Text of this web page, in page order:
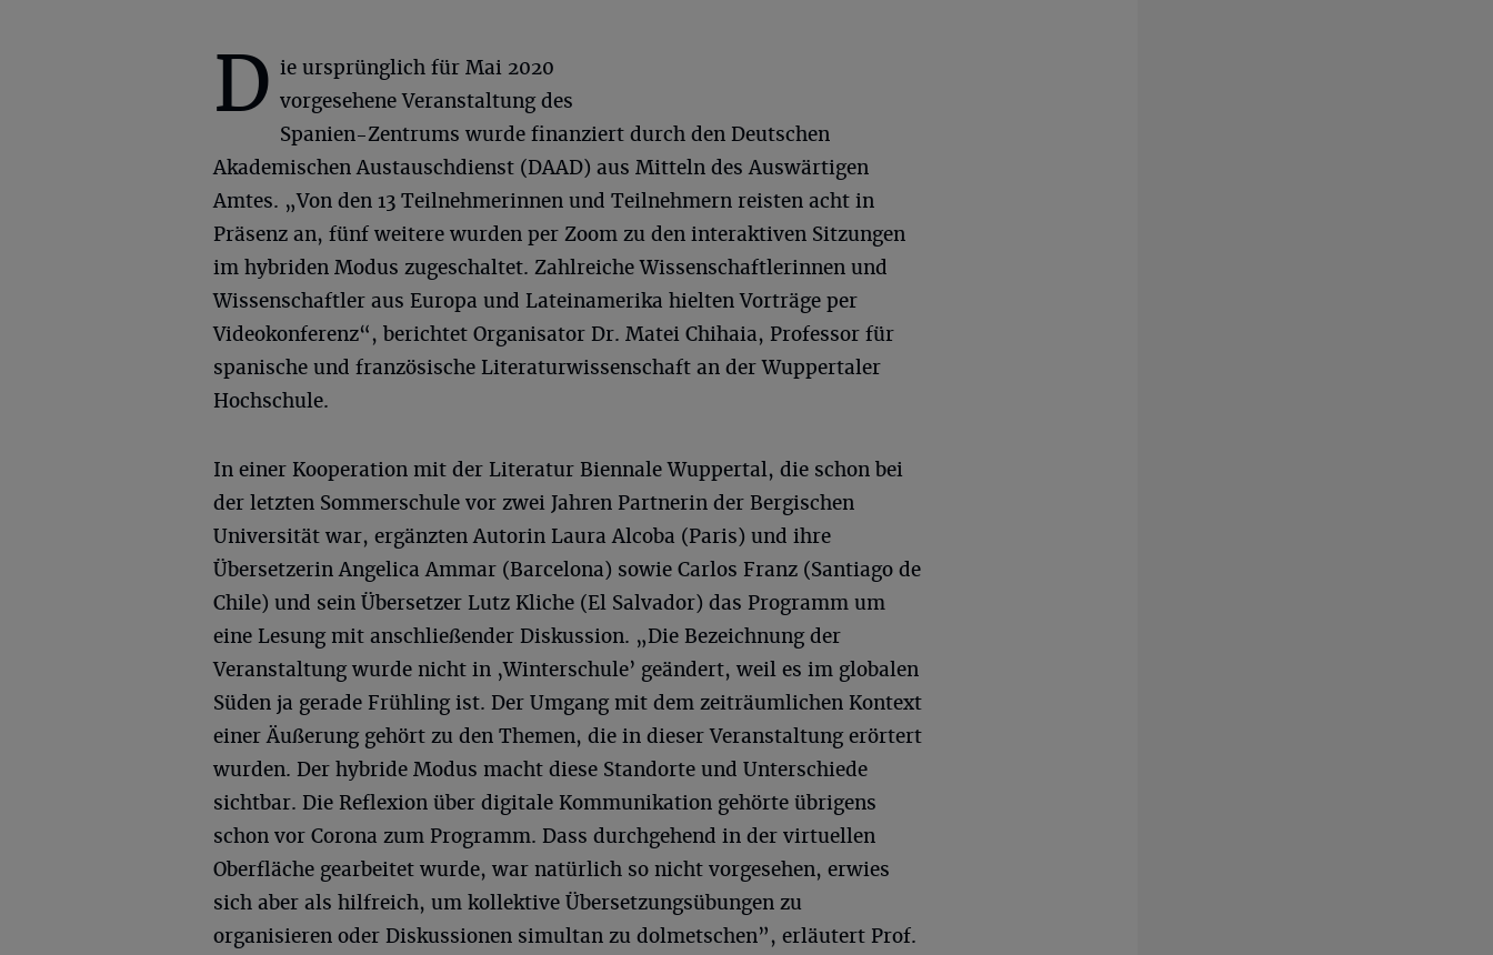
D ie ursprünglich für Mai 2020
vorgesehene Veranstaltung des
Spanien-Zentrums wurde finanziert durch den Deutschen
Akademischen Austauschdienst (DAAD) aus Mitteln des Auswärtigen
Amtes. „Von den 13 Teilnehmerinnen und Teilnehmern reisten acht in
Präsenz an, fünf weitere wurden per Zoom zu den interaktiven Sitzungen
im hybriden Modus zugeschaltet. Zahlreiche Wissenschaftlerinnen und
Wissenschaftler aus Europa und Lateinamerika hielten Vorträge per
Videokonferenz“, berichtet Organisator Dr. Matei Chihaia, Professor für
spanische und französische Literaturwissenschaft an der Wuppertaler
Hochschule.
In einer Kooperation mit der Literatur Biennale Wuppertal, die schon bei
der letzten Sommerschule vor zwei Jahren Partnerin der Bergischen
Universität war, ergänzten Autorin Laura Alcoba (Paris) und ihre
Übersetzerin Angelica Ammar (Barcelona) sowie Carlos Franz (Santiago de
Chile) und sein Übersetzer Lutz Kliche (El Salvador) das Programm um
eine Lesung mit anschließender Diskussion. „Die Bezeichnung der
Veranstaltung wurde nicht in ‚Winterschule’ geändert, weil es im globalen
Süden ja gerade Frühling ist. Der Umgang mit dem zeiträumlichen Kontext
einer Äußerung gehört zu den Themen, die in dieser Veranstaltung erörtert
wurden. Der hybride Modus macht diese Standorte und Unterschiede
sichtbar. Die Reflexion über digitale Kommunikation gehörte übrigens
schon vor Corona zum Programm. Dass durchgehend in der virtuellen
Oberfläche gearbeitet wurde, war natürlich so nicht vorgesehen, erwies
sich aber als hilfreich, um kollektive Übersetzungsübungen zu
organisieren oder Diskussionen simultan zu dolmetschen”, erläutert Prof.